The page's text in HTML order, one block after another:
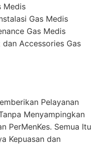
Medis
Gas Medis
Gas Medis
Accessories Gas
Pelayanan
Menyampingkan
PerMenKes. Semua Itu
Kepuasan dan